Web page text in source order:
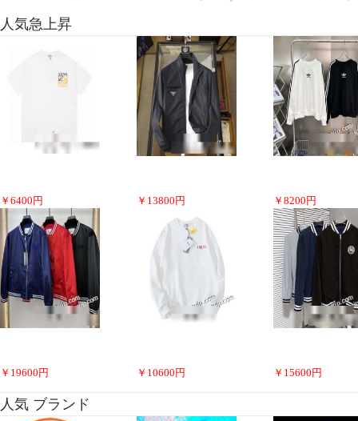
人気急上昇
￥ 6400 円 ￥ 13800 円 ￥ 8200 円
￥ 19600 円 ￥ 10600 円 ￥ 15600 円
人気 ブランド